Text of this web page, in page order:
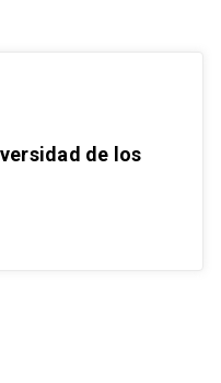
de los